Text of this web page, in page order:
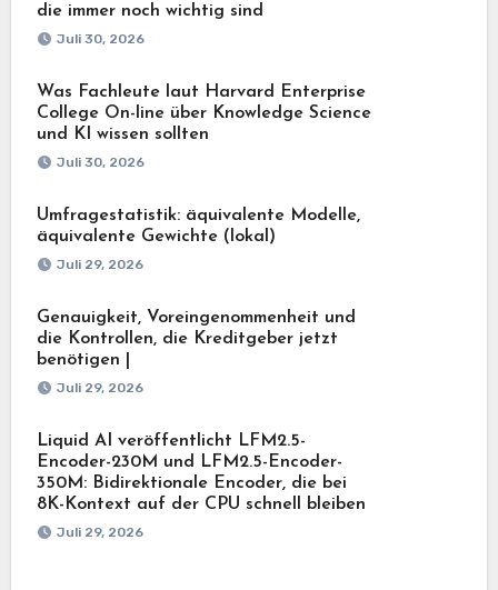
die immer noch wichtig sind
Juli 30, 2026
Was Fachleute laut Harvard Enterprise
College On-line über Knowledge Science
und KI wissen sollten
Juli 30, 2026
Umfragestatistik: äquivalente Modelle,
äquivalente Gewichte (lokal)
Juli 29, 2026
Genauigkeit, Voreingenommenheit und
die Kontrollen, die Kreditgeber jetzt
benötigen |
Juli 29, 2026
Liquid AI veröffentlicht LFM2.5-
Encoder-230M und LFM2.5-Encoder-
350M: Bidirektionale Encoder, die bei
8K-Kontext auf der CPU schnell bleiben
Juli 29, 2026